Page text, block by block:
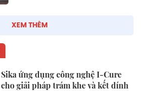
XEM THÊM
Sika ứng dụng công nghệ I-Cure
cho giải pháp trám khe và kết dính